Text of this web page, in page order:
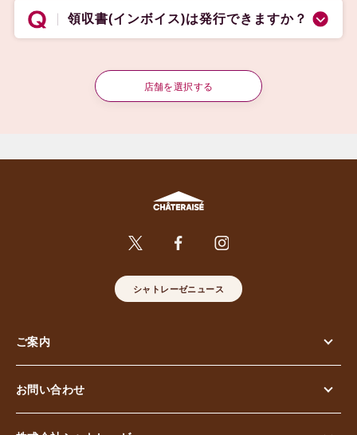
領収書(インボイス)は発行できますか？
店舗を選択する
シャトレーゼニュース
ご案内
お問い合わせ